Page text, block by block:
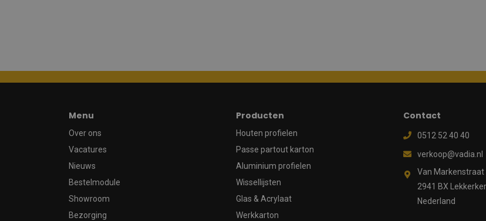
Menu
Over ons
Vacatures
Nieuws
Bestelmodule
Showroom
Bezorging
Producten
Houten profielen
Passe partout karton
Aluminium profielen
Wissellijsten
Glas & Acrylaat
Werkkarton
Contact
0512 52 40 40
verkoop@vadia.nl
Van Markenstraat
2941 BX
Nederland